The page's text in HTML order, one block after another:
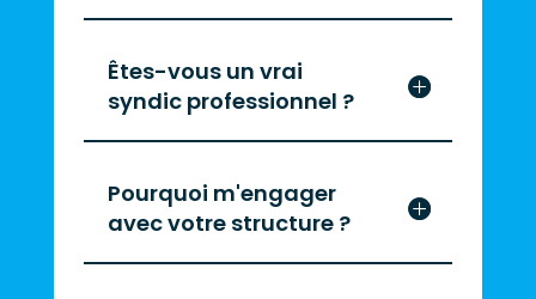
Êtes-vous un vrai
syndic professionnel ?
Pourquoi m'engager
avec votre structure ?